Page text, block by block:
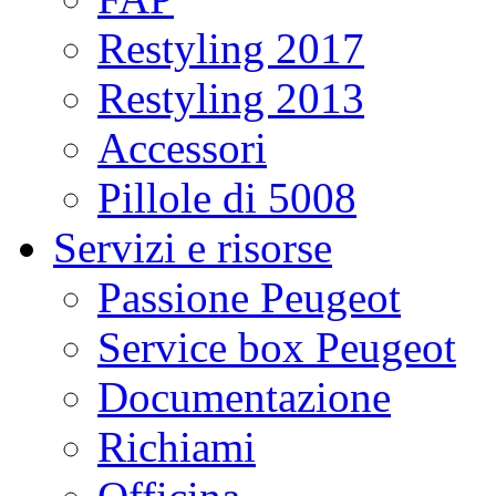
Restyling 2017
Restyling 2013
Accessori
Pillole di 5008
Servizi e risorse
Passione Peugeot
Service box Peugeot
Documentazione
Richiami